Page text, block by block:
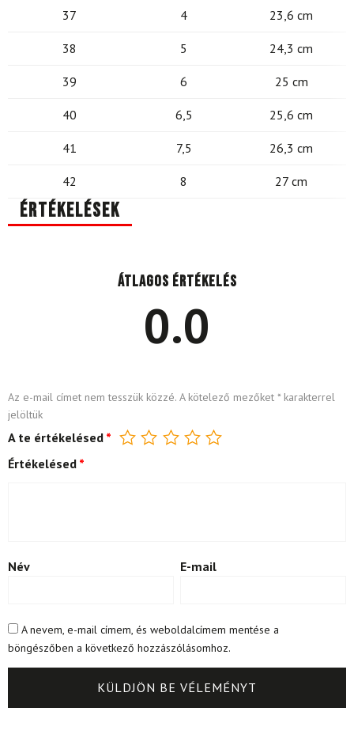
37 4 23,6 cm
38 5 24,3 cm
39 6 25 cm
40 6,5 25,6 cm
41 7,5 26,3 cm
42 8 27 cm
Értékelések
Átlagos értékelés
0.0
Az e-mail címet nem tesszük közzé. A kötelező mezőket *karakterrel
jelöltük
A te értékelésed *
Értékelésed *
Név E-mail
A nevem, e-mail címem, és weboldalcímem mentése a
böngészőben a következő hozzászólásomhoz.